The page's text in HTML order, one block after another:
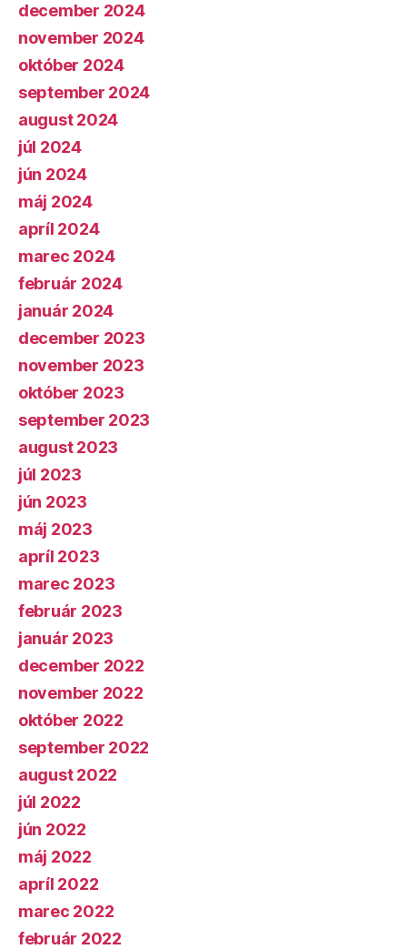
december 2024
november 2024
október 2024
september 2024
august 2024
júl 2024
jún 2024
máj 2024
apríl 2024
marec 2024
február 2024
január 2024
december 2023
november 2023
október 2023
september 2023
august 2023
júl 2023
jún 2023
máj 2023
apríl 2023
marec 2023
február 2023
január 2023
december 2022
november 2022
október 2022
september 2022
august 2022
júl 2022
jún 2022
máj 2022
apríl 2022
marec 2022
február 2022